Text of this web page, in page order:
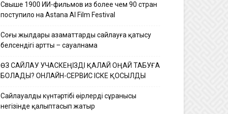
Свыше 1900 ИИ-фильмов из более чем 90 стран
поступило на Astana AI Film Festival
Соңғы жылдары азаматтардың сайлауға қатысу
белсендігі артты – сауалнама
ӨЗ САЙЛАУ УЧАСКЕҢІЗДІ ҚАЛАЙ ОҢАЙ ТАБУҒА
БОЛАДЫ? ОНЛАЙН-СЕРВИС ІСКЕ ҚОСЫЛДЫ
Сайлауалды күнтәртібі өңірлердің сұранысы
негізінде қалыптасып жатыр